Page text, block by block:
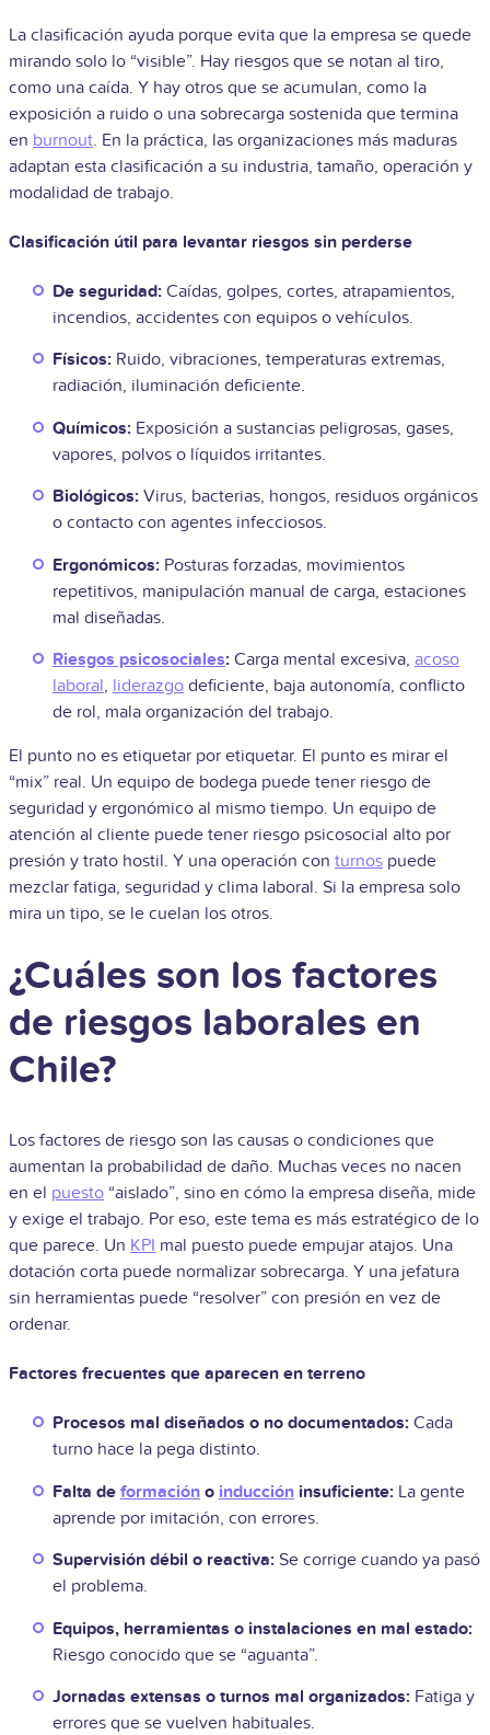
La clasificación ayuda porque evita que la empresa se quede
mirando solo lo “visible”. Hay riesgos que se notan al tiro,
como una caída. Y hay otros que se acumulan, como la
exposición a ruido o una sobrecarga sostenida que termina
en burnout. En la práctica, las organizaciones más maduras
adaptan esta clasificación a su industria, tamaño, operación y
modalidad de trabajo.
Clasificación útil para levantar riesgos sin perderse
De seguridad: Caídas, golpes, cortes, atrapamientos,
incendios, accidentes con equipos o vehículos.
Físicos: Ruido, vibraciones, temperaturas extremas,
radiación, iluminación deficiente.
Químicos: Exposición a sustancias peligrosas, gases,
vapores, polvos o líquidos irritantes.
Biológicos: Virus, bacterias, hongos, residuos orgánicos
o contacto con agentes infecciosos.
Ergonómicos: Posturas forzadas, movimientos
repetitivos, manipulación manual de carga, estaciones
mal diseñadas.
Riesgos psicosociales: Carga mental excesiva, acoso
laboral, liderazgo deficiente, baja autonomía, conflicto
de rol, mala organización del trabajo.
El punto no es etiquetar por etiquetar. El punto es mirar el
“mix” real. Un equipo de bodega puede tener riesgo de
seguridad y ergonómico al mismo tiempo. Un equipo de
atención al cliente puede tener riesgo psicosocial alto por
presión y trato hostil. Y una operación con turnos puede
mezclar fatiga, seguridad y clima laboral. Si la empresa solo
mira un tipo, se le cuelan los otros.
¿Cuáles son los factores
de riesgos laborales en
Chile?
Los factores de riesgo son las causas o condiciones que
aumentan la probabilidad de daño. Muchas veces no nacen
en el puesto “aislado”, sino en cómo la empresa diseña, mide
y exige el trabajo. Por eso, este tema es más estratégico de lo
que parece. Un KPI mal puesto puede empujar atajos. Una
dotación corta puede normalizar sobrecarga. Y una jefatura
sin herramientas puede “resolver” con presión en vez de
ordenar.
Factores frecuentes que aparecen en terreno
Procesos mal diseñados o no documentados: Cada
turno hace la pega distinto.
Falta de formación o inducción insuficiente: La gente
aprende por imitación, con errores.
Supervisión débil o reactiva: Se corrige cuando ya pasó
el problema.
Equipos, herramientas o instalaciones en mal estado:
Riesgo conocido que se “aguanta”.
Jornadas extensas o turnos mal organizados: Fatiga y
errores que se vuelven habituales.